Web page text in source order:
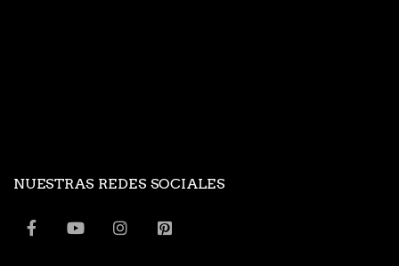
NUESTRAS REDES SOCIALES